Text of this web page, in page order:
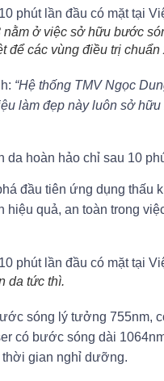
ở việc sở hữu bước
để các vùng điều trị chuẩn
“Hệ thống TMV Ngọc
làm đẹp này luôn sở
da hoàn hảo chỉ sau 10
đầu tiên ứng dụng thấu
quả, an toàn trong
da tức thì.
sóng lý tưởng 755nm,
có bước sóng dài
thời gian nghỉ dưỡng.